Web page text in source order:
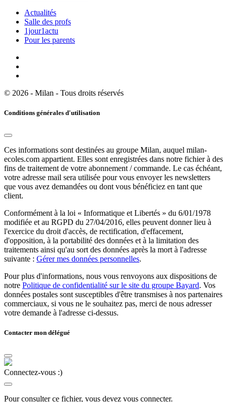
Actualités
Salle des profs
1jour1actu
Pour les parents
© 2026 - Milan - Tous droits réservés
Conditions générales d'utilisation
Ces informations sont destinées au groupe Milan, auquel milan-
ecoles.com appartient. Elles sont enregistrées dans notre fichier à des
fins de traitement de votre abonnement / commande. Le cas échéant,
votre adresse mail sera utilisée pour vous envoyer les newsletters
que vous avez demandées ou dont vous bénéficiez en tant que
client.
Conformément à la loi « Informatique et Libertés » du 6/01/1978
modifiée et au RGPD du 27/04/2016, elles peuvent donner lieu à
l'exercice du droit d'accès, de rectification, d'effacement,
d'opposition, à la portabilité des données et à la limitation des
traitements ainsi qu'au sort des données après la mort à l'adresse
suivante : Gérer mes données personnelles.
Pour plus d'informations, nous vous renvoyons aux dispositions de
notre Politique de confidentialité sur le site du groupe Bayard. Vos
données postales sont susceptibles d'être transmises à nos partenaires
commerciaux, si vous ne le souhaitez pas, merci de nous adresser
votre demande à l'adresse ci-dessus.
Contacter mon délégué
Connectez-vous :)
Pour consulter ce fichier, vous devez vous connecter.